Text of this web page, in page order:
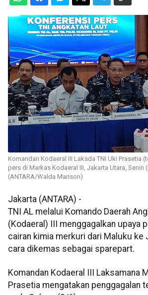
Komandan Kodaeral III Laksda TNI Uki Prasetia
pers di Markas Kodaeral III, Jakarta Utara, Senin
(ANTARA/Walda Marison)
Jakarta (ANTARA) -
TNI AL melalui Komando Daerah
(Kodaeral) III menggagalkan upaya
cairan kimia merkuri dari Maluku ke
cara dikemas sebagai sparepart.
Komandan Kodaeral III Laksamana
Prasetia mengatakan penggagalan